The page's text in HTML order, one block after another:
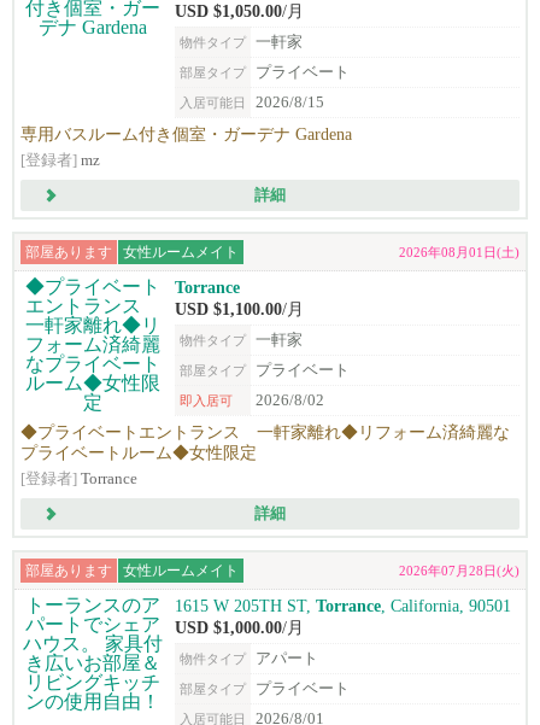
USD $1,050.00/月
物件タイプ 一軒家
部屋タイプ プライベート
入居可能日 2026/8/15
専用バスルーム付き個室・ガーデナ Gardena
[登録者] mz
詳細
部屋あります 女性ルームメイト 2026年08月01日(土)
Torrance
USD $1,100.00/月
物件タイプ 一軒家
部屋タイプ プライベート
即入居可 2026/8/02
◆プライベートエントランス 一軒家離れ◆リフォーム済綺麗な
プライベートルーム◆女性限定
[登録者] Torrance
詳細
部屋あります 女性ルームメイト 2026年07月28日(火)
1615 W 205TH ST, Torrance , California, 90501
USD $1,000.00/月
物件タイプ アパート
部屋タイプ プライベート
入居可能日 2026/8/01